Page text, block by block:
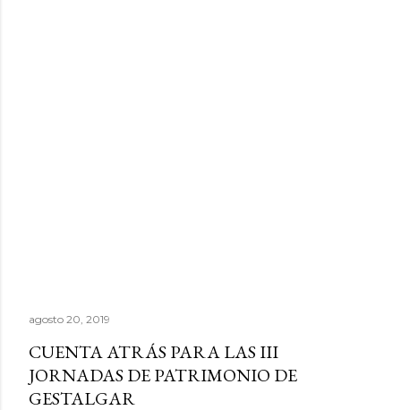
agosto 20, 2019
CUENTA ATRÁS PARA LAS III
JORNADAS DE PATRIMONIO DE
GESTALGAR